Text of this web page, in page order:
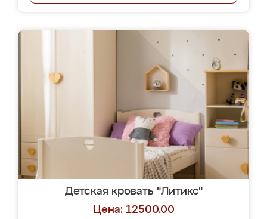
Детская кровать "Литикс"
Цена: 12500.00